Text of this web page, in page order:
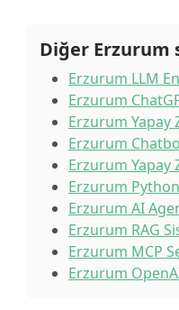
Diğer Erzurum
Erzurum LLM
Erzurum
Erzurum Yapay
Erzurum
Erzurum Yapay
Erzurum
Erzurum AI
Erzurum RAG
Erzurum MCP
Erzurum